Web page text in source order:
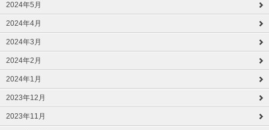
2024年5月
2024年4月
2024年3月
2024年2月
2024年1月
2023年12月
2023年11月